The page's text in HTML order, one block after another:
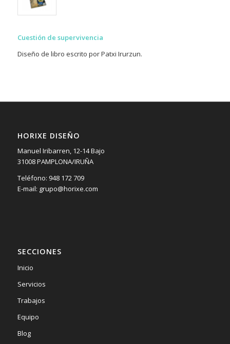
Cuestión de supervivencia
Diseño de libro escrito por Patxi Irurzun.
HORIXE DISEÑO
Manuel Iribarren, 12-14 Bajo
31008 PAMPLONA/IRUÑA
Teléfono: 948 172 709
E-mail: grupo@horixe.com
SECCIONES
Inicio
Servicios
Trabajos
Equipo
Blog